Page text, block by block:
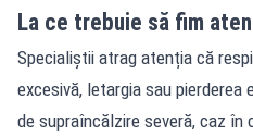
La ce trebuie să fim
Specialiștii atrag atenția că
excesivă, letargia sau pierderea
de supraîncălzire severă, caz